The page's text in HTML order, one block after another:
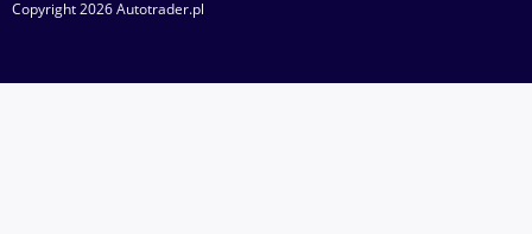
Copyright 2026 Autotrader.pl